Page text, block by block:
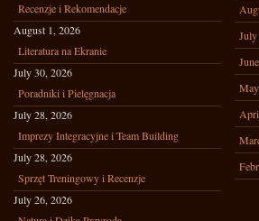
Recenzje i Rekomendacje
August 1, 2026
Literatura na Ekranie
July 30, 2026
Poradniki i Pielęgnacja
July 28, 2026
Imprezy Integracyjne i Team Building
July 28, 2026
Sprzęt Treningowy i Recenzje
July 26, 2026
July